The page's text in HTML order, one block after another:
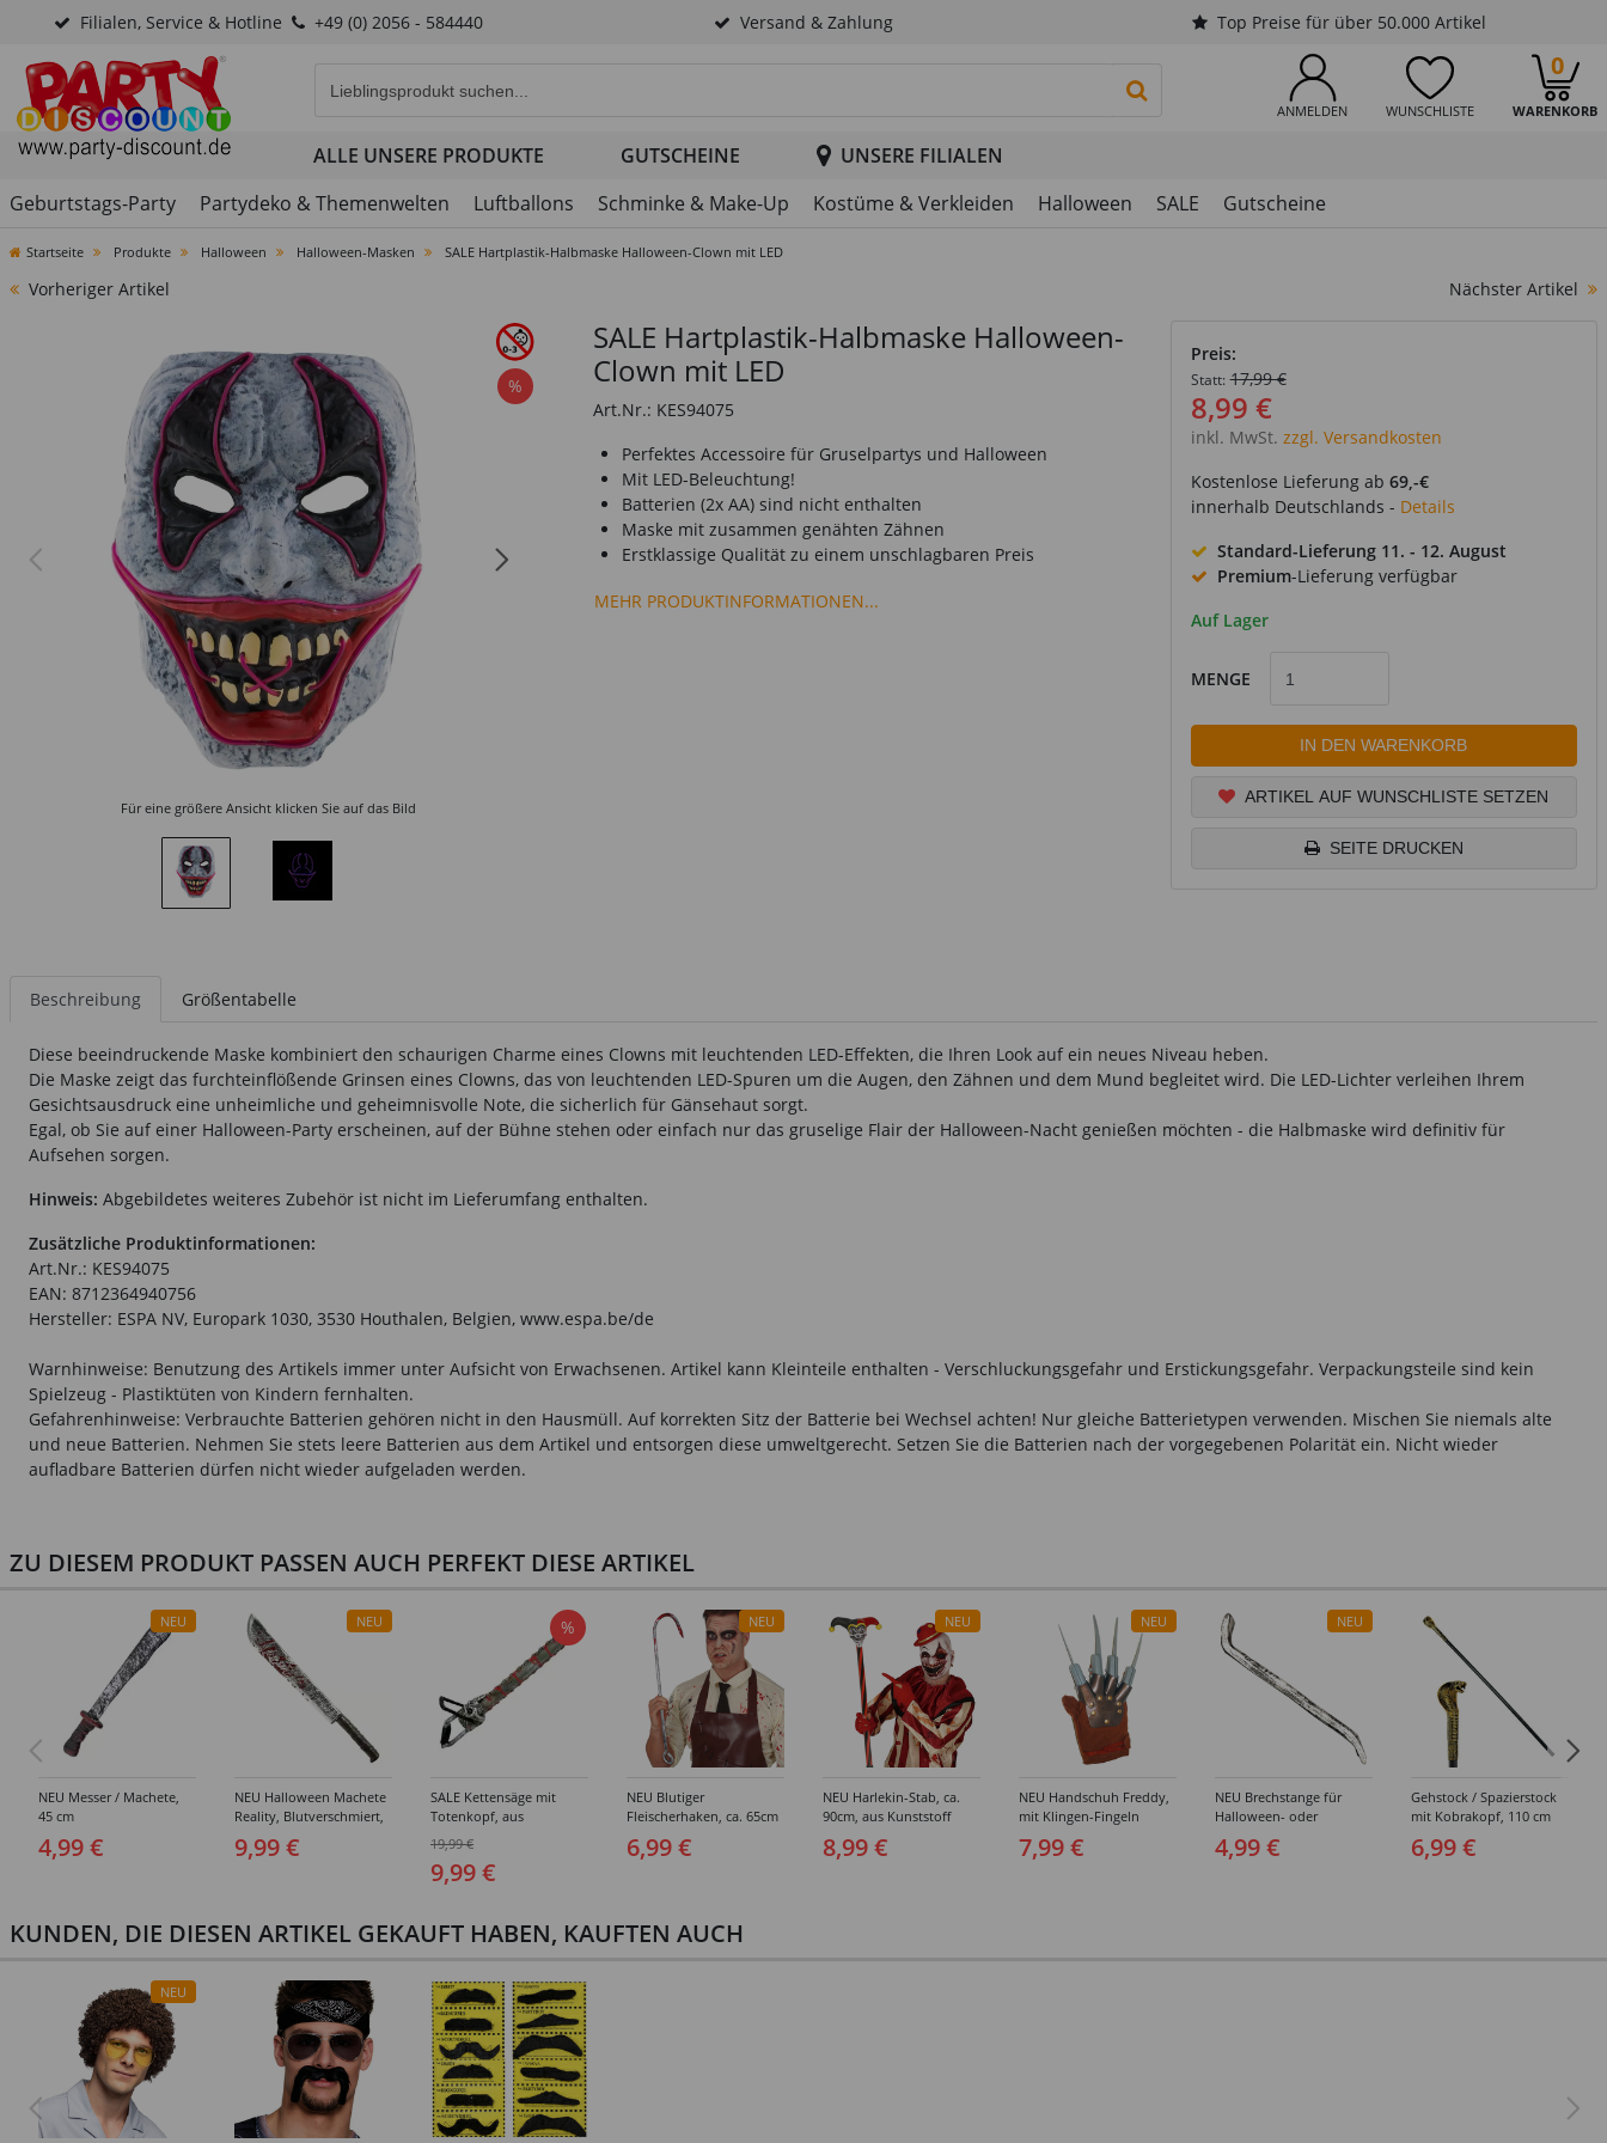
Filialen, Service & Hotline +49 (0) 2056 - 584440 Versand & Zahlung Top Preise für über 50.000 Artikel
ANMELDEN WUNSCHLISTE WARENKORB
0
PRODUKTSUCHE STARTEN
ALLE UNSERE PRODUKTE GUTSCHEINE
UNSERE FILIALEN
Geburtstags-Party
Partydeko & Themenwelten Luftballons Schminke & Make-Up Kostüme & Verkleiden Halloween SALE Gutscheine
Startseite Produkte Halloween Halloween-Masken SALE Hartplastik-Halbmaske Halloween-Clown mit LED
Vorheriger Artikel Nächster Artikel
%
Für eine größere Ansicht klicken Sie auf das Bild
SALE Hartplastik-Halbmaske Halloween-
Clown mit LED
Art.Nr.: KES94075
Perfektes Accessoire für Gruselpartys und Halloween
Mit LED-Beleuchtung!
Batterien (2x AA) sind nicht enthalten
Maske mit zusammen genähten Zähnen
Erstklassige Qualität zu einem unschlagbaren Preis
MEHR PRODUKTINFORMATIONEN...
Preis:
Statt: 17,99 €
8,99 €
inkl. MwSt. zzgl. Versandkosten
Kostenlose Lieferung ab 69,-€
innerhalb Deutschlands - Details
Standard-Lieferung 11. - 12. August
Premium-Lieferung verfügbar
Auf Lager
MENGE
IN DEN WARENKORB
ARTIKEL AUF WUNSCHLISTE SETZEN
SEITE DRUCKEN
Beschreibung Größentabelle
Diese beeindruckende Maske kombiniert den schaurigen Charme eines Clowns mit leuchtenden LED-Effekten, die Ihren Look auf ein neues Niveau heben.
Die Maske zeigt das furchteinflößende Grinsen eines Clowns, das von leuchtenden LED-Spuren um die Augen, den Zähnen und dem Mund begleitet wird. Die LED-Lichter verleihen Ihrem
Gesichtsausdruck eine unheimliche und geheimnisvolle Note, die sicherlich für Gänsehaut sorgt.
Egal, ob Sie auf einer Halloween-Party erscheinen, auf der Bühne stehen oder einfach nur das gruselige Flair der Halloween-Nacht genießen möchten - die Halbmaske wird definitiv für
Aufsehen sorgen.
Hinweis: Abgebildetes weiteres Zubehör ist nicht im Lieferumfang enthalten.
Zusätzliche Produktinformationen:
Art.Nr.: KES94075
EAN: 8712364940756
Hersteller: ESPA NV, Europark 1030, 3530 Houthalen, Belgien, www.espa.be/de
Warnhinweise: Benutzung des Artikels immer unter Aufsicht von Erwachsenen. Artikel kann Kleinteile enthalten - Verschluckungsgefahr und Erstickungsgefahr. Verpackungsteile sind kein
Spielzeug - Plastiktüten von Kindern fernhalten.
Gefahrenhinweise: Verbrauchte Batterien gehören nicht in den Hausmüll. Auf korrekten Sitz der Batterie bei Wechsel achten! Nur gleiche Batterietypen verwenden. Mischen Sie niemals alte
und neue Batterien. Nehmen Sie stets leere Batterien aus dem Artikel und entsorgen diese umweltgerecht. Setzen Sie die Batterien nach der vorgegebenen Polarität ein. Nicht wieder
aufladbare Batterien dürfen nicht wieder aufgeladen werden.
ZU DIESEM PRODUKT PASSEN AUCH PERFEKT DIESE ARTIKEL
NEU
NEU Messer / Machete,
45 cm
4,99 €
NEU
NEU Halloween Machete
Reality, Blutverschmiert,
Länge ca. 75 cm
9,99 €
%
SALE Kettensäge mit
Totenkopf, aus
Hartschaum, 53cm
19,99 €
9,99 €
NEU
NEU Blutiger
Fleischerhaken, ca. 65cm
aus Kunststoff
6,99 €
NEU
NEU Harlekin-Stab, ca.
90cm, aus Kunststoff
8,99 €
NEU
NEU Handschuh Freddy,
mit Klingen-Fingeln
7,99 €
NEU
NEU Brechstange für
Halloween- oder
Einbrecherkostüme, ca.
60cm
4,99 €
Gehstock / Spazierstock
mit Kobrakopf, 110 cm
6,99 €
KUNDEN, DIE DIESEN ARTIKEL GEKAUFT HABEN, KAUFTEN AUCH
NEU